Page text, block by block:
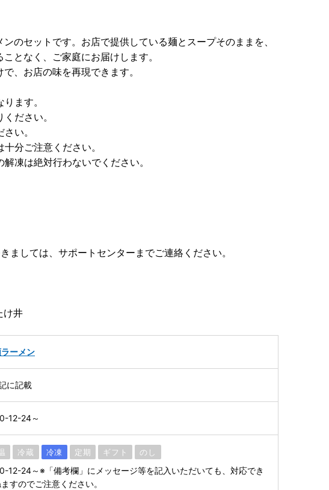
ンのセットです。お店で提供している麺とスープそのままを、
となく、ご家庭にお届けします。
、お店の味を再現できます。
ます。
ださい。
い。
分ご注意ください。
凍は絶対行わないでください。
ましては、サポートセンターまでご連絡ください。
井
ラーメン
に記載
12-24～
冷蔵 冷凍 定期 ギフト のし
12-24～※「備考欄」にメッセージ等を記入いただいても、対応でき
すのでご注意ください。